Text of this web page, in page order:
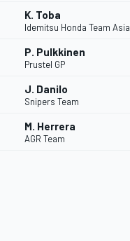
K. Toba
Idemitsu Honda Team Asia
P. Pulkkinen
Prustel GP
J. Danilo
Snipers Team
M. Herrera
AGR Team